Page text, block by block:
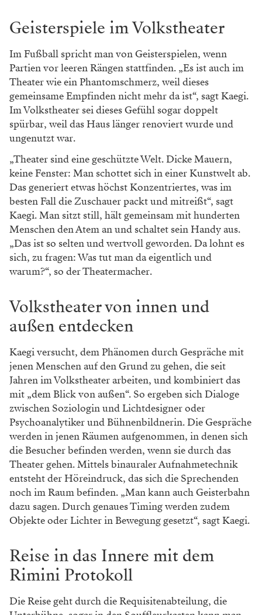
Geisterspiele im Volkstheater
Im Fußball spricht man von Geisterspielen, wenn
Partien vor leeren Rängen stattfinden. „Es ist auch im
Theater wie ein Phantomschmerz, weil dieses
gemeinsame Empfinden nicht mehr da ist“, sagt Kaegi.
Im Volkstheater sei dieses Gefühl sogar doppelt
spürbar, weil das Haus länger renoviert wurde und
ungenutzt war.
„Theater sind eine geschützte Welt. Dicke Mauern,
keine Fenster: Man schottet sich in einer Kunstwelt ab.
Das generiert etwas höchst Konzentriertes, was im
besten Fall die Zuschauer packt und mitreißt“, sagt
Kaegi. Man sitzt still, hält gemeinsam mit hunderten
Menschen den Atem an und schaltet sein Handy aus.
„Das ist so selten und wertvoll geworden. Da lohnt es
sich, zu fragen: Was tut man da eigentlich und
warum?“, so der Theatermacher.
Volkstheater von innen und
außen entdecken
Kaegi versucht, dem Phänomen durch Gespräche mit
jenen Menschen auf den Grund zu gehen, die seit
Jahren im Volkstheater arbeiten, und kombiniert das
mit „dem Blick von außen“. So ­ergeben sich Dialoge
zwischen Soziologin und Lichtdesigner oder
Psychoanalytiker und Bühnenbildnerin. Die Gespräche
werden in jenen Räumen aufgenommen, in denen sich
die ­Besucher befinden werden, wenn sie durch das
Theater gehen. Mittels binauraler Aufnahmetechnik
entsteht der Höreindruck, das sich die Sprechenden
noch im Raum befinden. „Man kann auch Geisterbahn
dazu sagen. Durch genaues Timing werden zudem
Objekte oder Lichter in Bewegung gesetzt“, sagt Kaegi.
Reise in das Innere mit dem
Rimini Protokoll
Die Reise geht durch die Requisitenabteilung, die